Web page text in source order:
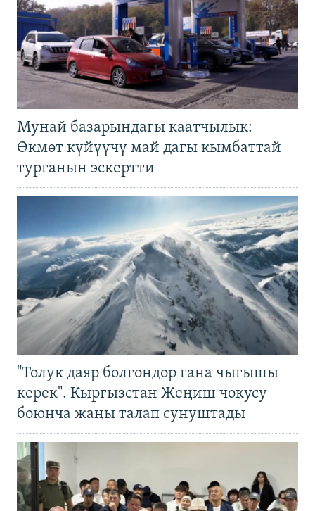
Мунай базарындагы каатчылык:
Өкмөт күйүүчү май дагы кымбаттай
турганын эскертти
"Толук даяр болгондор гана чыгышы
керек". Кыргызстан Жеңиш чокусу
боюнча жаңы талап сунуштады